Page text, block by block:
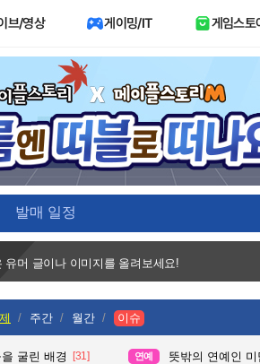
브/영상 게이밍/IT 게임스토
발매 일정
유머 글이나 이미지를 올려보세요!
주간 월간 이슈
굴린 배경 [31] 연예 뜻밖의 연예인